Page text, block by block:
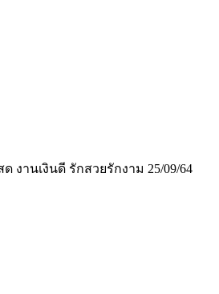
งานเงินดี รักสวยรักงาม 25/09/64